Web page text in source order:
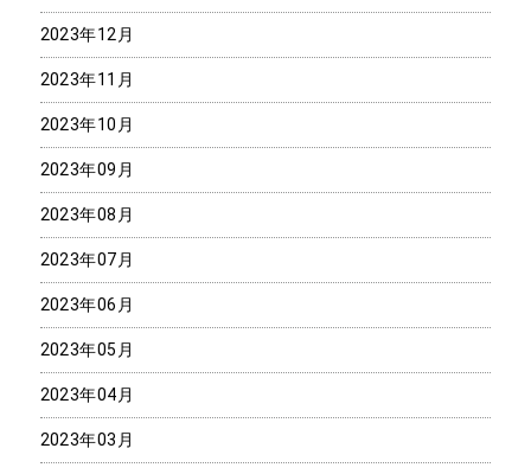
2023年12月
2023年11月
2023年10月
2023年09月
2023年08月
2023年07月
2023年06月
2023年05月
2023年04月
2023年03月